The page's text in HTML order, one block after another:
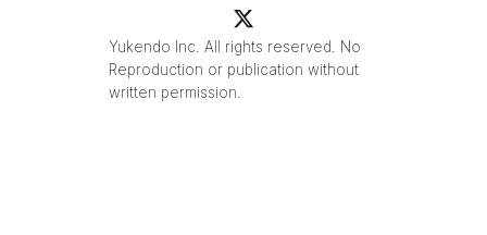
Yukendo Inc. All rights reserved. No
Reproduction or publication without
written permission.